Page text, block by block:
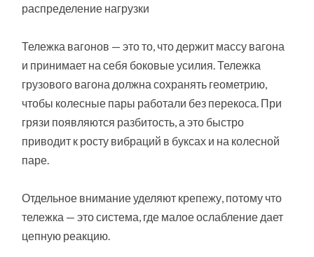
распределение нагрузки
Тележка вагонов — это то, что держит массу вагона
и принимает на себя боковые усилия. Тележка
грузового вагона должна сохранять геометрию,
чтобы колесные пары работали без перекоса. При
грязи появляются разбитость, а это быстро
приводит к росту вибраций в буксах и на колесной
паре.
Отдельное внимание уделяют крепежу, потому что
тележка — это система, где малое ослабление дает
цепную реакцию.